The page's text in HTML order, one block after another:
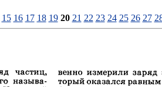
15 16 17 18 19 20 21 22 23 24 25 26 27